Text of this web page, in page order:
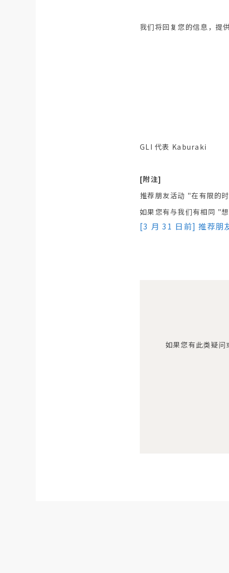
我们将回复您的信息，提
GLI 代表 Kaburaki
[附注]
推荐朋友活动 "在有限的时
如果您有与我们有相同 "
[3 月 31 日前] 推荐朋
如果您有此类疑问